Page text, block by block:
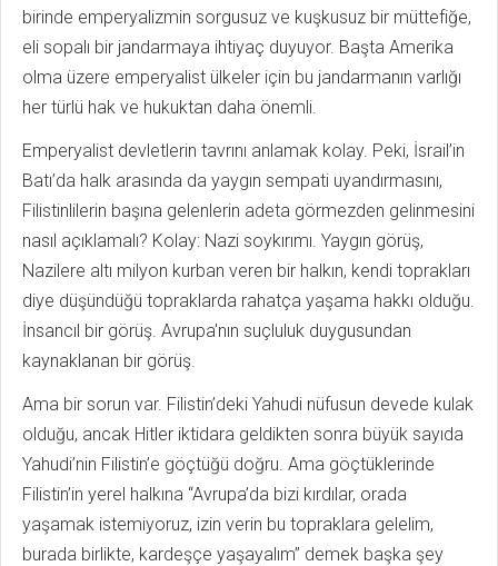
birinde emperyalizmin sorgusuz ve kuşkusuz bir müttefiğe,
eli sopalı bir jandarmaya ihtiyaç duyuyor. Başta Amerika
olma üzere emperyalist ülkeler için bu jandarmanın varlığı
her türlü hak ve hukuktan daha önemli.
Emperyalist devletlerin tavrını anlamak kolay. Peki, İsrail’in
Batı’da halk arasında da yaygın sempati uyandırmasını,
Filistinlilerin başına gelenlerin adeta görmezden gelinmesini
nasıl açıklamalı? Kolay: Nazi soykırımı. Yaygın görüş,
Nazilere altı milyon kurban veren bir halkın, kendi toprakları
diye düşündüğü topraklarda rahatça yaşama hakkı olduğu.
İnsancıl bir görüş. Avrupa'nın suçluluk duygusundan
kaynaklanan bir görüş.
Ama bir sorun var. Filistin’deki Yahudi nüfusun devede kulak
olduğu, ancak Hitler iktidara geldikten sonra büyük sayıda
Yahudi’nin Filistin’e göçtüğü doğru. Ama göçtüklerinde
Filistin’in yerel halkına “Avrupa’da bizi kırdılar, orada
yaşamak istemiyoruz, izin verin bu topraklara gelelim,
burada birlikte, kardeşçe yaşayalım” demek başka şey